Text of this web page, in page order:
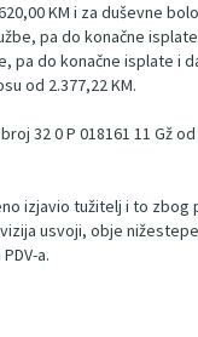
KM i za duševne
pa do konačne
pa do konačne isplate
od 2.377,22 KM.
32 0 P 018161 11
izjavio tužitelj i to
usvoji, obje
a.